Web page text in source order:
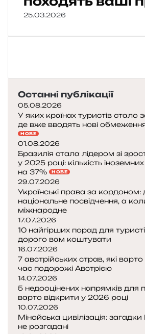
25.03.2026
Останні публікації
05.08.2026
У яких країнах туристів стало
де вже вводять нові
НОВЕ
01.08.2026
Бразилія стала лідером зі
у 2025 році: кількість
на 37%
НОВЕ
29.07.2026
Українські права за кордоном:
національне посвідчення, а
міжнародне
17.07.2026
10 найгірших порад для
дорого вам коштувати
16.07.2026
7 австрійських страв, які
час подорожі Австрією
14.07.2026
5 недооцінених напрямків для
варто відкрити у 2026 році
10.07.2026
Мінойська цивілізація: загадки
не розгадані